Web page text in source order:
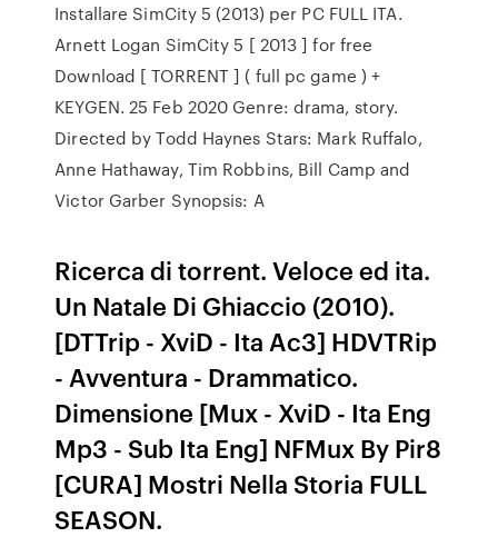
Installare SimCity 5 (2013) per PC FULL ITA.
Arnett Logan SimCity 5 [ 2013 ] for free
Download [ TORRENT ] ( full pc game ) +
KEYGEN. 25 Feb 2020 Genre: drama, story.
Directed by Todd Haynes Stars: Mark Ruffalo,
Anne Hathaway, Tim Robbins, Bill Camp and
Victor Garber Synopsis: A
Ricerca di torrent. Veloce ed ita.
Un Natale Di Ghiaccio (2010).
[DTTrip - XviD - Ita Ac3] HDVTRip
- Avventura - Drammatico.
Dimensione [Mux - XviD - Ita Eng
Mp3 - Sub Ita Eng] NFMux By Pir8
[CURA] Mostri Nella Storia FULL
SEASON.